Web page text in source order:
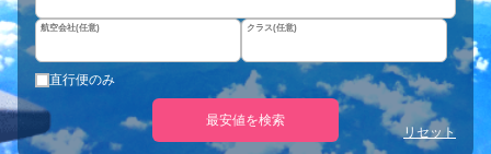
航空会社(任意) クラス(任意)
直行便のみ
最安値を検索
リセット